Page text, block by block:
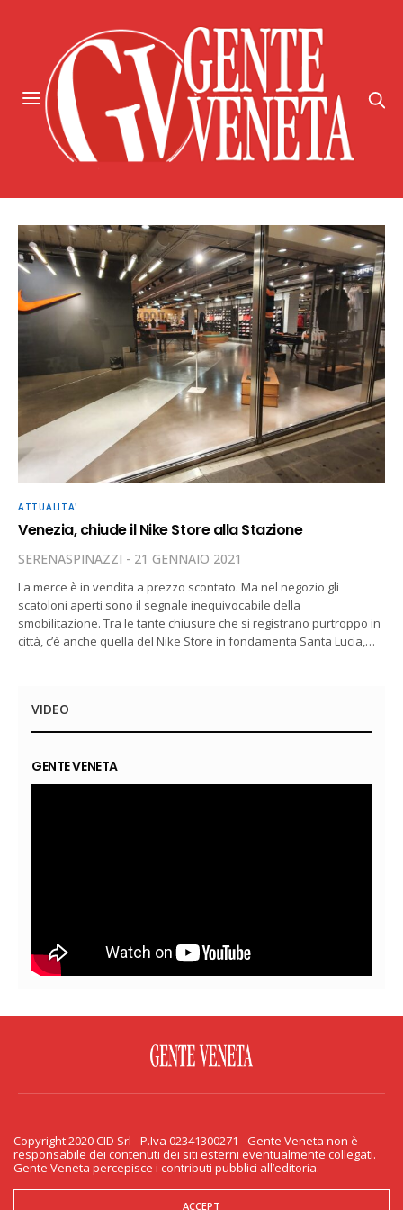
ATTUALITA'
Venezia, chiude il Nike Store alla Stazione
SERENASPINAZZI 21 GENNAIO 2021
La merce è in vendita a prezzo scontato. Ma nel negozio gli
scatoloni aperti sono il segnale inequivocabile della
smobilitazione. Tra le tante chiusure che si registrano purtroppo in
città, c’è anche quella del Nike Store in fondamenta Santa Lucia,…
VIDEO
GENTE VENETA
PRIVACY & COOKIE
Copyright 2020 CID Srl - P.Iva 02341300271 - Gente Veneta non è responsabile
dei contenuti dei siti esterni eventualmente collegati. Gente Veneta percepisce
i contributi pubblici all’editoria.
Copyright 2020 CID Srl - P.Iva 02341300271 - Gente Veneta non è
responsabile dei contenuti dei siti esterni eventualmente collegati.
Gente Veneta percepisce i contributi pubblici all’editoria.
ACCEPT